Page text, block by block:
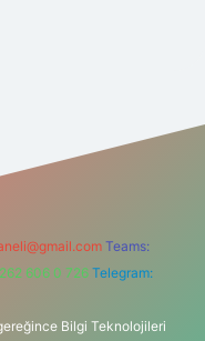
Teams:
606 0 726 Telegram:
Bilgi Teknolojileri